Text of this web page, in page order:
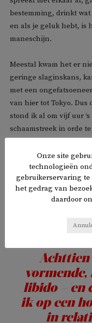
bestemming, drinkt
en als je geluk hebt, is
maneschijn.
Meestal kwam het er
geringe slaginskans,
met een
van hier tot Tokyo.
stond ik al om vijf uur
schaamstreek in orde
verlengsnoeren aan
gekoppeld, kon zien of
We lachten met
achttien jaar
Achttien
libido – en
ik op een
in
Onze site
technologieën
gebruikerservaring
het gedrag van
daardoor